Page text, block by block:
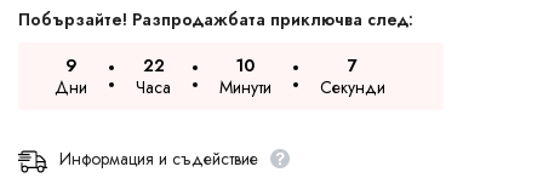
Побързайте! Разпродажбата приключва след:
9
Дни
22
Часа
10
Минути
6
Секунди
Информация и съдействие